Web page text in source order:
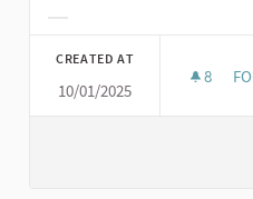
CREATED AT
10/01/2025
8 8